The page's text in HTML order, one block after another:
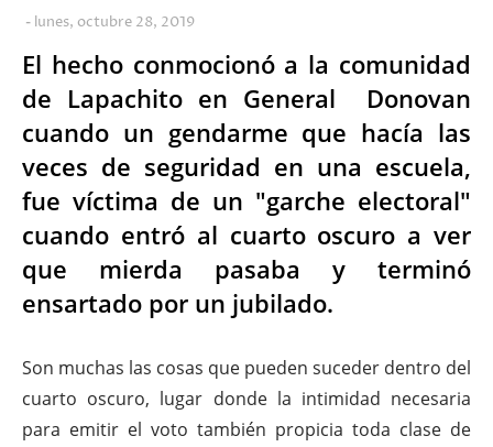
lunes, octubre 28, 2019
El hecho conmocionó a la comunidad
de Lapachito en General Donovan
cuando un gendarme que hacía las
veces de seguridad en una escuela,
fue víctima de un "garche electoral"
cuando entró al cuarto oscuro a ver
que mierda pasaba y terminó
ensartado por un jubilado.
Son muchas las cosas que pueden suceder dentro del
cuarto oscuro, lugar donde la intimidad necesaria
para emitir el voto también propicia toda clase de